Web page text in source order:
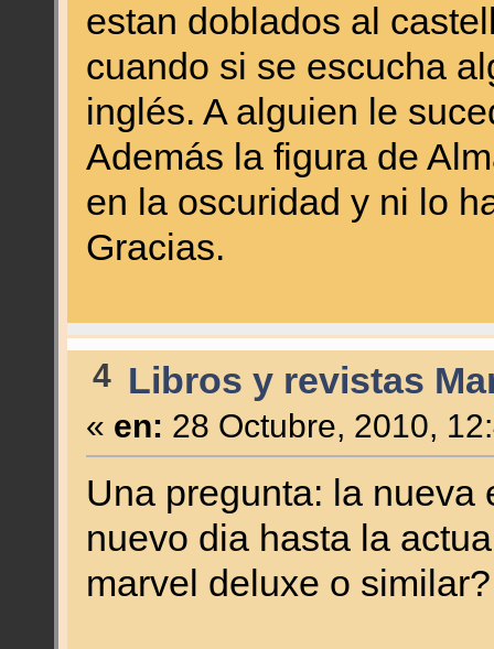
estan doblados al
cuando si se escucha
inglés. A alguien le
Además la figura de
en la oscuridad y ni lo
Gracias.
4 Libros y revistas
« en: 28 Octubre, 2010,
Una pregunta: la nueva
nuevo dia hasta la
marvel deluxe o